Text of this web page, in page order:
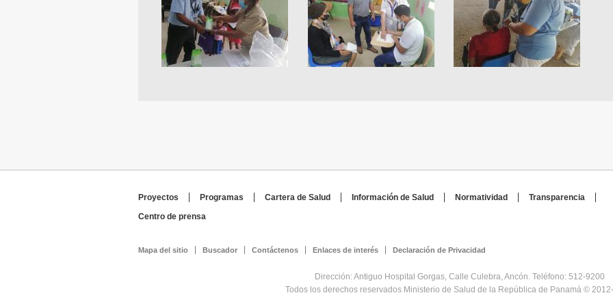
Proyectos Programas Cartera de Salud Información de Salud Normatividad
Transparencia
Centro de prensa
Mapa del sitio Buscador Contáctenos Enlaces de interés Declaración de Privacidad
Dirección: Antiguo Hospital Gorgas, Calle Culebra, Ancón. Teléfono: 512-9200
Todos los derechos reservados Ministerio de Salud de la República de Panamá © 2012-